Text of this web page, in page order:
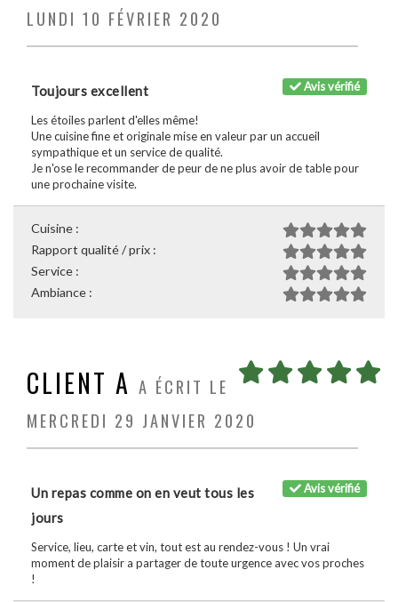
LUNDI 10 FÉVRIER 2020
Avis vérifié
Toujours excellent
Les étoiles parlent d'elles même!
Une cuisine fine et originale mise en valeur par un accueil
sympathique et un service de qualité.
Je n'ose le recommander de peur de ne plus avoir de table pour
une prochaine visite.
Cuisine :
Rapport qualité / prix :
Service :
Ambiance :
CLIENT A A ÉCRIT LE
MERCREDI 29 JANVIER 2020
Avis vérifié
Un repas comme on en veut tous les
jours
Service, lieu, carte et vin, tout est au rendez-vous ! Un vrai
moment de plaisir a partager de toute urgence avec vos proches
!